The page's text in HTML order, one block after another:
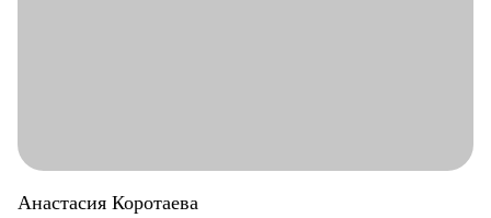
Анастасия Коротаева